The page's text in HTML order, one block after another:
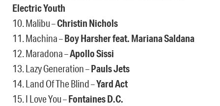
Electric Youth
10. Malibu –Christin Nichols
11. Machina –Boy Harsher feat. Mariana Saldana
12. Maradona –Apollo Sissi
13. Lazy Generation –Pauls Jets
14. Land Of The Blind –Yard Act
15. I Love You –Fontaines D.C.